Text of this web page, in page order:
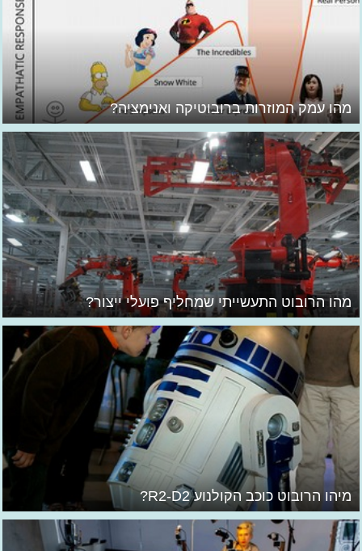
מהו עמק המוזרות ברובוטיקה ואנימציה?
מהו הרובוט התעשייתי שמחליף פועלי ייצור?
מיהו הרובוט כוכב הקולנוע R2-D2?